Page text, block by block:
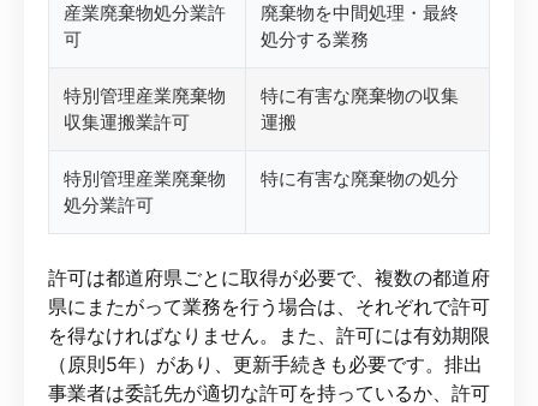
産業廃棄物処分業許
可
廃棄物を中間処理・最終
処分する業務
特別管理産業廃棄物
収集運搬業許可
特に有害な廃棄物の収集
運搬
特別管理産業廃棄物
処分業許可
特に有害な廃棄物の処分
許可は都道府県ごとに取得が必要で、複数の都道府
県にまたがって業務を行う場合は、それぞれで許可
を得なければなりません。また、許可には有効期限
（原則5年）があり、更新手続きも必要です。排出
事業者は委託先が適切な許可を持っているか、許可